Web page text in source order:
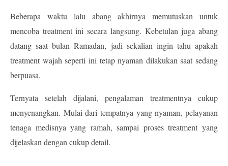
Beberapa waktu lalu abang akhirnya memutuskan untuk
mencoba treatment ini secara langsung. Kebetulan juga abang
datang saat bulan Ramadan, jadi sekalian ingin tahu apakah
treatment wajah seperti ini tetap nyaman dilakukan saat sedang
berpuasa.
Ternyata setelah dijalani, pengalaman treatmentnya cukup
menyenangkan. Mulai dari tempatnya yang nyaman, pelayanan
tenaga medisnya yang ramah, sampai proses treatment yang
dijelaskan dengan cukup detail.